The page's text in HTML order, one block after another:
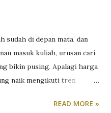
sudah di depan mata, dan
masuk kuliah, urusan cari
bikin pusing. Apalagi harga
naik mengikuti tren
8 juta, kamu masih punya
READ MORE »